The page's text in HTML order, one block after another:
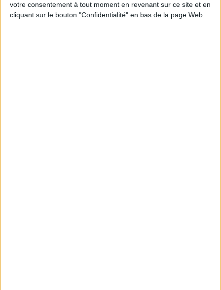
votre consentement à tout moment en revenant sur ce site et en
cliquant sur le bouton "Confidentialité" en bas de la page Web.